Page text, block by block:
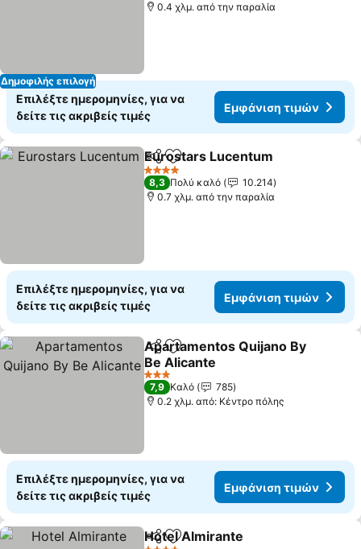
Δημοφιλής επιλογή
0.4 χλμ. από την παραλία
Επιλέξτε ημερομηνίες, για να
δείτε τις ακριβείς τιμές
Εμφάνιση τιμών
Κοινοποίηση
Προσθήκη στα αγαπημένα
Eurostars Lucentum
4 Αστέρια
8,3 Πολύ καλό
10.214
0.7 χλμ. από την παραλία
Επιλέξτε ημερομηνίες, για να
δείτε τις ακριβείς τιμές
Εμφάνιση τιμών
Κοινοποίηση
Προσθήκη στα αγαπημένα
Apartamentos Quijano By
Be Alicante
3 Αστέρια
7,9 Καλό
785
0.2 χλμ. από: Κέντρο πόλης
Επιλέξτε ημερομηνίες, για να
δείτε τις ακριβείς τιμές
Εμφάνιση τιμών
Κοινοποίηση
Προσθήκη στα αγαπημένα
Hotel Almirante